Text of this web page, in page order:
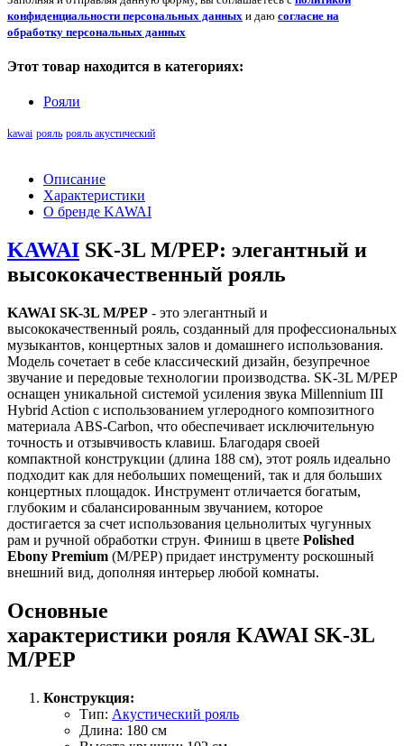
конфиденциальности персональных данных и даю согласие на
обработку персональных данных
Этот товар находится в категориях:
Рояли
kawai рояль рояль акустический
Описание
Характеристики
О бренде KAWAI
KAWAI SK-3L M/PEP: элегантный и
высококачественный рояль
KAWAI SK-3L M/PEP - это элегантный и
высококачественный рояль, созданный для профессиональных
музыкантов, концертных залов и домашнего использования.
Модель сочетает в себе классический дизайн, безупречное
звучание и передовые технологии производства. SK-3L M/PEP
оснащен уникальной системой усиления звука Millennium III
Hybrid Action с использованием углеродного композитного
материала ABS-Carbon, что обеспечивает исключительную
точность и отзывчивость клавиш. Благодаря своей
компактной конструкции (длина 188 см), этот рояль идеально
подходит как для небольших помещений, так и для больших
концертных площадок. Инструмент отличается богатым,
глубоким и сбалансированным звучанием, которое
достигается за счет использования цельнолитых чугунных
рам и ручной обработки струн. Финиш в цвете Polished
Ebony Premium (M/PEP) придает инструменту роскошный
внешний вид, дополняя интерьер любой комнаты.
Основные
характеристики рояля KAWAI SK-3L
M/PEP
Конструкция:
Тип: Акустический рояль
Длина: 180 см